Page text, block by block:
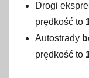
Drogi
prędkość to
Autostrady
prędkość to